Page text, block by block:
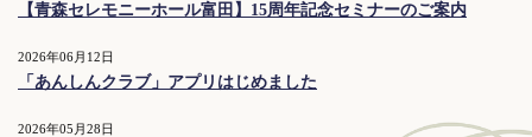
【青森セレモニーホール富田】15周年記念セミナーのご案内
2026年06月12日
「あんしんクラブ」アプリはじめました
2026年05月28日